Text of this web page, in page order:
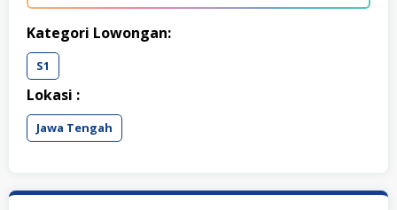
Kategori Lowongan:
S1
Lokasi :
Jawa Tengah